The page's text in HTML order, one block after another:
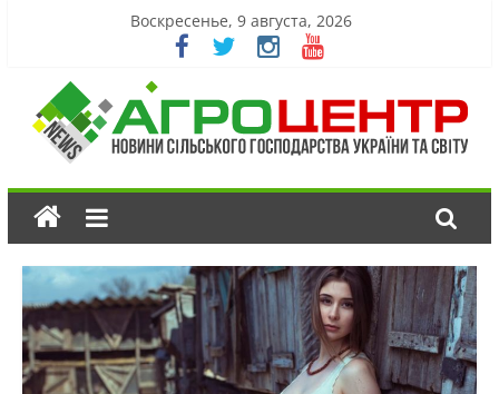
Воскресенье, 9 августа, 2026